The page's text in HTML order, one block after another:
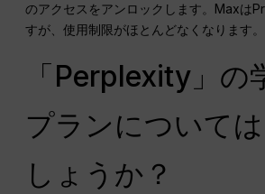
のアクセスをアンロックします。Maxは
すが、使用制限がほとんどなくなります
「Perplexity」の
プランについて
しょうか？